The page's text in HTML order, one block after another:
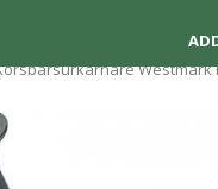
Westmark